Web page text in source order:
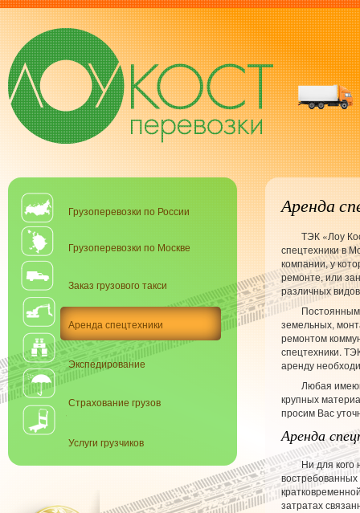
Грузоперевозки по России
Грузоперевозки по Москве
Заказ грузового такси
Аренда спецтехники
Экспедирование
Страхование грузов
Услуги грузчиков
Аренда
ТЭК «Лоу
спецтехники в
компании, у
ремонте, или
различных
земельных,
ремонтом
спецтехники.
аренду
Любая
крупных
просим Вас
Аренда
Ни для кого
затратах